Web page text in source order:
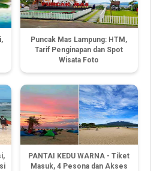
Puncak Mas Lampung: HTM,
Tarif Penginapan dan Spot
Wisata Foto
PANTAI KEDU WARNA - Tiket
Masuk, 4 Pesona dan Akses